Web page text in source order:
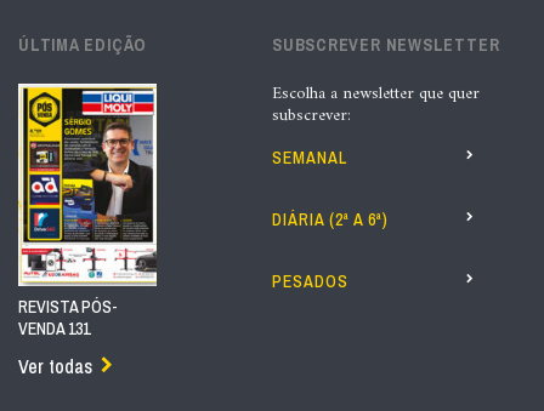
ÚLTIMA EDIÇÃO
REVISTA PÓS-
VENDA 131
Ver todas
SUBSCREVER NEWSLETTER
Escolha a newsletter que quer
subscrever:
SEMANAL
DIÁRIA (2ª A 6ª)
PESADOS